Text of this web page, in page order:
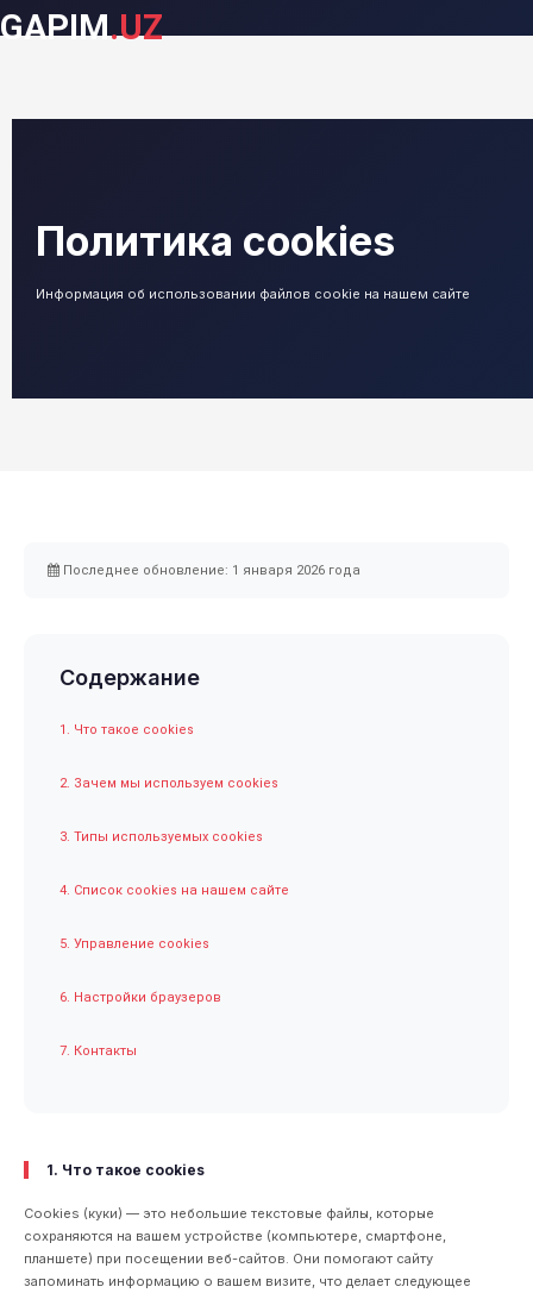
GAPIM.UZ
Политика cookies
Информация об использовании файлов cookie на нашем сайте
Последнее обновление: 1 января 2026 года
Содержание
1. Что такое cookies
2. Зачем мы используем cookies
3. Типы используемых cookies
4. Список cookies на нашем сайте
5. Управление cookies
6. Настройки браузеров
7. Контакты
1. Что такое cookies
Cookies (куки) — это небольшие текстовые файлы, которые
сохраняются на вашем устройстве (компьютере, смартфоне,
планшете) при посещении веб-сайтов. Они помогают сайту
запоминать информацию о вашем визите, что делает следующее